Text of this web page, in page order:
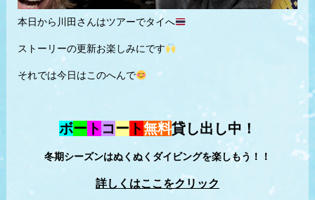
本日から川田さんはツアーでタイへ
ストーリーの更新お楽しみにです
それでは今日はこのへんで
ボー ト コー ト無料貸し出し中！
冬期シーズンはぬくぬくダイビングを楽しもう！！
詳しくはここをクリック